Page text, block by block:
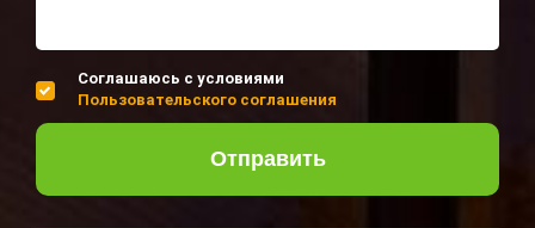
Соглашаюсь с условиями
Пользовательского соглашения
Отправить